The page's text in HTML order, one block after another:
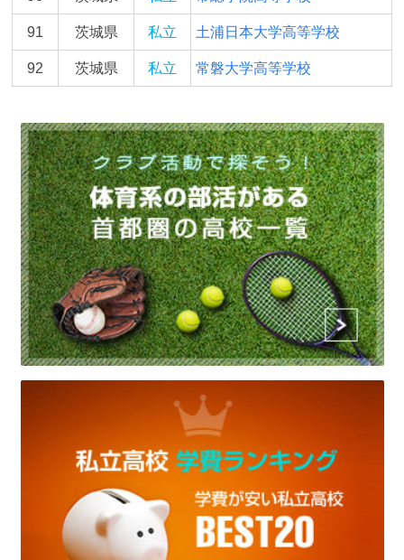
91 茨城県 私立 土浦日本大学高等学校
92 茨城県 私立 常磐大学高等学校